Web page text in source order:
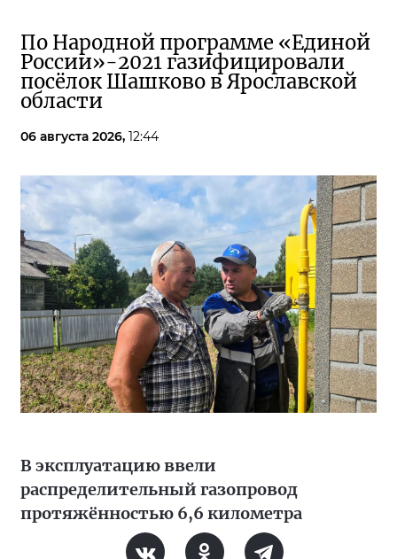
По Народной программе «Единой
России»-2021 газифицировали
посёлок Шашково в Ярославской
области
06 августа 2026, 12:44
В эксплуатацию ввели
распределительный газопровод
протяжённостью 6,6 километра